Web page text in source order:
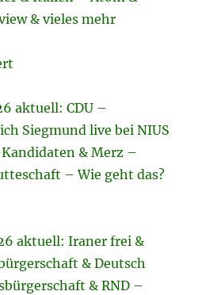
& vieles mehr
aktuell: CDU –
Siegmund live bei NIUS
& Merz –
– Wie geht das?
aktuell: Iraner frei &
& Deutsch
& RND –